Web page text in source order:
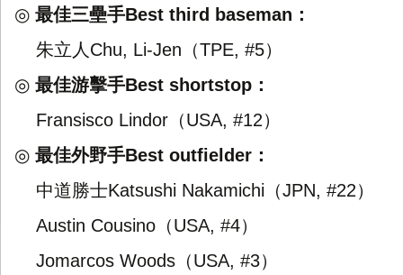
◎ 最佳三壘手Best third baseman ：
朱立人Chu, Li-Jen （TPE, #5）
◎ 最佳游擊手Best shortstop ：
Fransisco Lindor （USA, #12）
◎ 最佳外野手Best outfielder ：
中道勝士Katsushi Nakamichi （JPN, #22）
Austin Cousino （USA, #4）
Jomarcos Woods （USA, #3）